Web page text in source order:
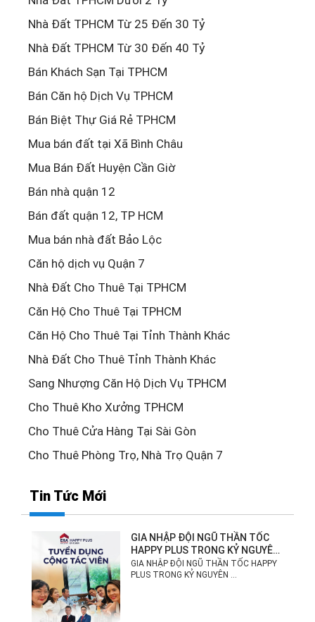
Nhà Đất TPHCM Từ 25 Đến 30 Tỷ
Nhà Đất TPHCM Từ 30 Đến 40 Tỷ
Bán Khách Sạn Tại TPHCM
Bán Căn hộ Dịch Vụ TPHCM
Bán Biệt Thự Giá Rẻ TPHCM
Mua bán đất tại Xã Bình Châu
Mua Bán Đất Huyện Cần Giờ
Bán nhà quận 12
Bán đất quận 12, TP HCM
Mua bán nhà đất Bảo Lộc
Căn hộ dịch vụ Quận 7
Nhà Đất Cho Thuê Tại TPHCM
Căn Hộ Cho Thuê Tại TPHCM
Căn Hộ Cho Thuê Tại Tỉnh Thành Khác
Nhà Đất Cho Thuê Tỉnh Thành Khác
Sang Nhượng Căn Hộ Dịch Vụ TPHCM
Cho Thuê Kho Xưởng TPHCM
Cho Thuê Cửa Hàng Tại Sài Gòn
Cho Thuê Phòng Trọ, Nhà Trọ Quận 7
Tin Tức Mới
GIA NHẬP ĐỘI NGŨ THẦN TỐC
HAPPY PLUS TRONG KỶ NGUYÊN
MỚI!
GIA NHẬP ĐỘI NGŨ THẦN TỐC HAPPY
PLUS TRONG KỶ NGUYÊN ...